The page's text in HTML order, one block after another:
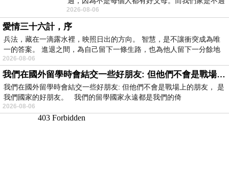
節的，平時也沒什麼儀式感，生活趨近冷
2026-08-06
愛情三十六計，序
兵法，藏在一滴露水裡，映照日出的方向。 智慧，是不讓衝突成為唯
一的答案。 進退之間，為自己留下一條生路，也為他人留下一分餘地
2026-08-06
我們在國外留學時會結交一些好朋友: 但他們不會是戰場上的朋友
我們在國外留學時會結交一些好朋友: 但他們不會是戰場上的朋友， 是
我們國家的好朋友。 我們的留學國家永遠都是我們的倚
2026-08-06